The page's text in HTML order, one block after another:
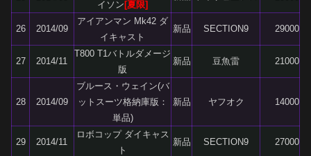
イソン [夏限]
26 2014/09
アイアンマン Mk42 ダ
イキャスト
新品 SECTION9 29000
27 2014/11
T800 T1バトルダメージ
版
新品 豆魚雷 21000
28 2014/09
ブルース・ウェイン(バ
ットスーツ格納庫版：
単品)
新品 ヤフオク 14000
29 2014/11
ロボコップ ダイキャス
ト
新品 SECTION9 27000